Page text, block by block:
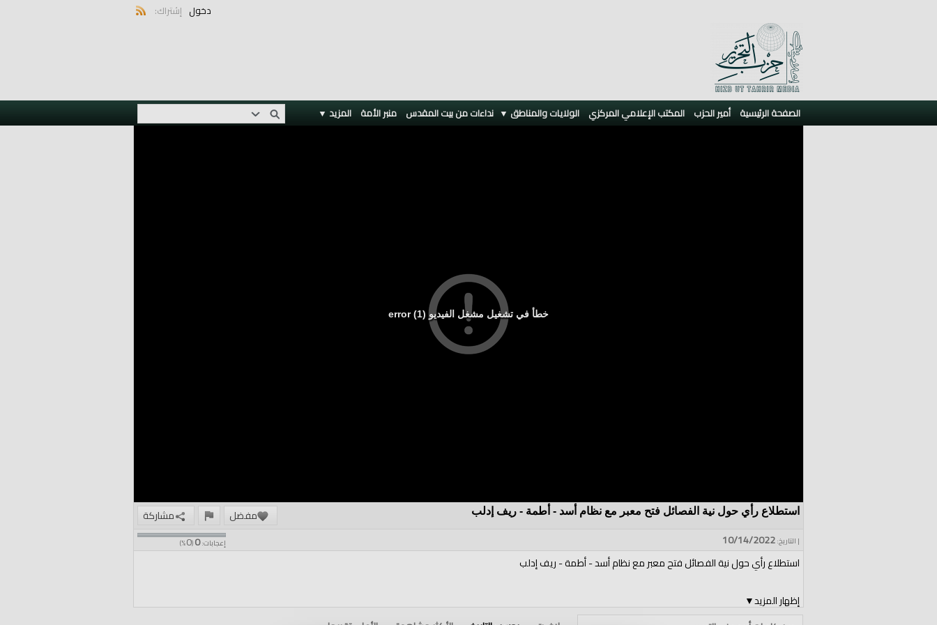
دخول إشتراك:
الصفحة الرئيسية أمير الحزب المكتب الإعلامي المركزي الولايات والمناطق ▼ نداءات من بيت المقدس منبر الأمة المزيد ▼
خطأ في تشغيل مشغل الفيديو (1) error
مفضل مشاركة استطلاع رأي حول نية الفصائل فتح معبر مع نظام أسد - أطمة - ريف إدلب
إعجابات:0
(
0
%) | التاريخ:10/14/2022
إظهار المزيد▼
استطلاع رأي حول نية الفصائل فتح معبر مع نظام أسد - أطمة - ريف إدلب